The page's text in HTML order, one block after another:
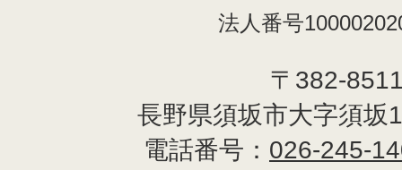
法人番号
〒382-
長野県須坂市大字須坂
電話番号： 026-245-